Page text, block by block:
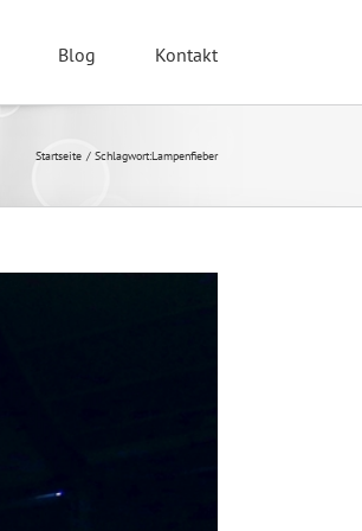
Blog Kontakt
Startseite Schlagwort:Lampenfieber